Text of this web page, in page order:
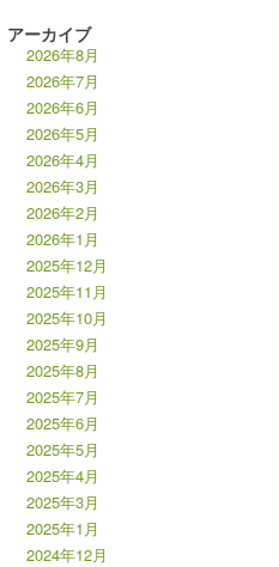
アーカイブ
2026年8月
2026年7月
2026年6月
2026年5月
2026年4月
2026年3月
2026年2月
2026年1月
2025年12月
2025年11月
2025年10月
2025年9月
2025年8月
2025年7月
2025年6月
2025年5月
2025年4月
2025年3月
2025年1月
2024年12月